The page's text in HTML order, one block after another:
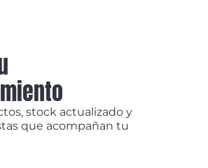
stock actualizado y
que acompañan tu